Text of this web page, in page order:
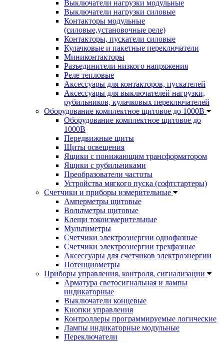
Выключатели нагрузки модульные
Выключатели нагрузки силовые
Контакторы модульные
(силовые,установочные реле)
Контакторы, пускатели силовые
Кулачковые и пакетные переключатели
Миниконтакторы
Разъединители низкого напряжения
Реле тепловые
Аксессуары для контакторов, пускателей
Аксессуары для выключателей нагрузки,
рубильников, кулачковых переключателей
Оборудование комплектное щитовое до 1000В
Оборудование комплектное щитовое до
1000В
Передвижные щиты
Щиты освещения
Ящики с понижающим трансформатором
Ящики с рубильниками
Преобразователи частоты
Устройства мягкого пуска (софтстартеры)
Счетчики и приборы измерительные
Амперметры щитовые
Вольтметры щитовые
Клещи токоизмерительные
Мультиметры
Счетчики электроэнергии однофазные
Счетчики электроэнергии трехфазные
Аксессуары для счетчиков электроэнергии
Потенциометры
Приборы управления, контроля, сигнализации
Арматура светосигнальная и лампы
индикаторные
Выключатели концевые
Кнопки управления
Контроллеры программируемые логические
Лампы индикаторные модульные
Переключатели